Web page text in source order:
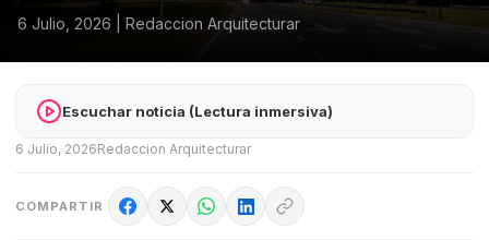
6 Julio, 2026 Redaccion Arquitecturar
Escuchar noticia (Lectura inmersiva)
6 Julio, 2026Redaccion Arquitecturar
COMPARTIR